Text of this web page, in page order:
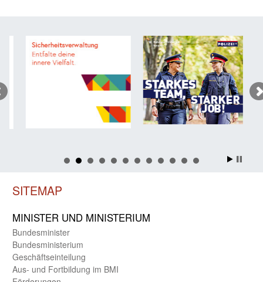
SITEMAP
MINISTER UND MINIST­ERIUM
Bundes­minister
Bundes­ministerium
Geschäfts­einteilung
Aus- und Fortbildung im BMI